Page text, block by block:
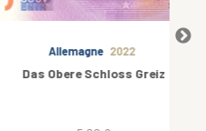
2022
Schloss Greiz